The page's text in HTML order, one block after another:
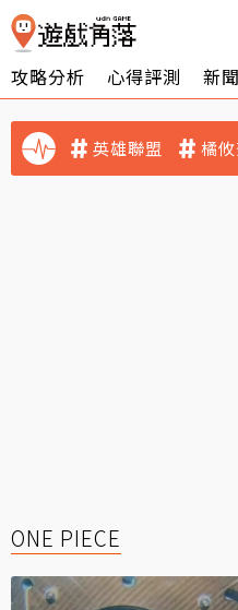
攻略分析 心得評測 新
英雄聯盟 橘
ONE PIECE